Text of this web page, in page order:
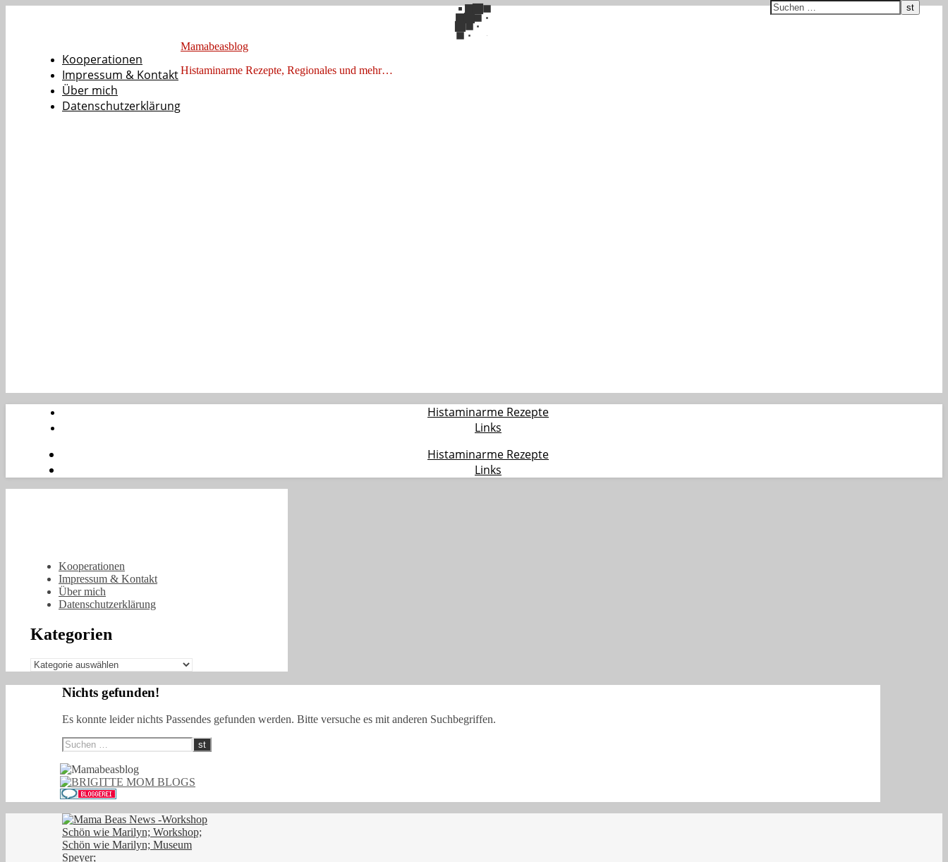
Kooperationen
Impressum & Kontakt
Über mich
Datenschutzerklärung
Mamabeasblog
Histaminarme Rezepte, Regionales und mehr…
Histaminarme Rezepte
Links
Histaminarme Rezepte
Links
Kooperationen
Impressum & Kontakt
Über mich
Datenschutzerklärung
Kategorien
Kategorien
Nichts gefunden!
Es konnte leider nichts Passendes gefunden werden. Bitte versuche es mit anderen Suchbegriffen.